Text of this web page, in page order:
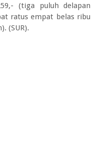
(tiga puluh delapan
ratus empat belas ribu
(SUR).